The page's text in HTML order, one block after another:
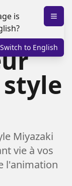
Miyazaki
vie à vos
l'animation
is
?
Switch to English